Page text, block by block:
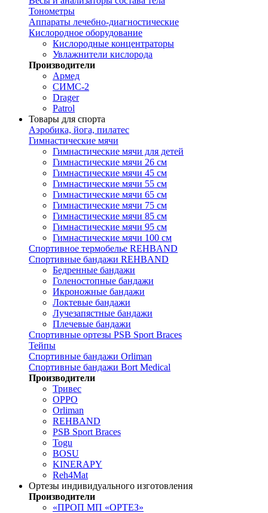
Тонометры
Аппараты лечебно-диагностические
Кислородное оборудование
Кислородные концентраторы
Увлажнители кислорода
Производители
Армед
СИМС-2
Drager
Patrol
Товары для спорта
Аэробика, йога, пилатес
Гимнастические мячи
Гимнастические мячи для детей
Гимнастические мячи 26 см
Гимнастические мячи 45 см
Гимнастические мячи 55 см
Гимнастические мячи 65 см
Гимнастические мячи 75 см
Гимнастические мячи 85 см
Гимнастические мячи 95 см
Гимнастические мячи 100 см
Спортивное термобелье REHBAND
Спортивные бандажи REHBAND
Бедренные бандажи
Голеностопные бандажи
Икроножные бандажи
Локтевые бандажи
Лучезапястные бандажи
Плечевые бандажи
Спортивные ортезы PSB Sport Braces
Тейпы
Спортивные бандажи Orliman
Спортивные бандажи Bort Medical
Производители
Тривес
OPPO
Orliman
REHBAND
PSB Sport Braces
Togu
BOSU
KINERAPY
Reh4Mat
Ортезы индивидуального изготовления
Производители
«ПРОП МП «ОРТЕЗ»